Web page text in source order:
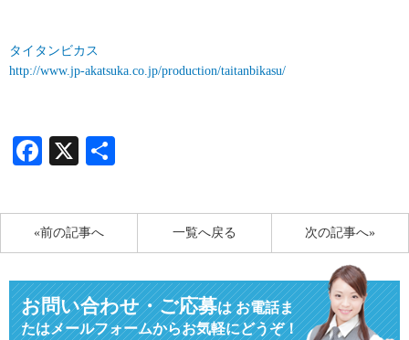
タイタンビカス
http://www.jp-akatsuka.co.jp/production/taitanbikasu/
Facebook
X
«前の記事へ 次の記事へ»
一覧へ戻る
お問い合わせ・ご応募はお電話ま
たはメールフォームからお気軽にどうぞ！